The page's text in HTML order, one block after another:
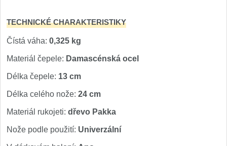
TECHNICKÉ CHARAKTERISTIKY
Čístá váha: 0,325 kg
Materiál čepele: Damascénská ocel
Délka čepele: 13 cm
Délka celého nože: 24 cm
Materiál rukojeti: dřevo Pakka
Nože podle použití: Univerzální